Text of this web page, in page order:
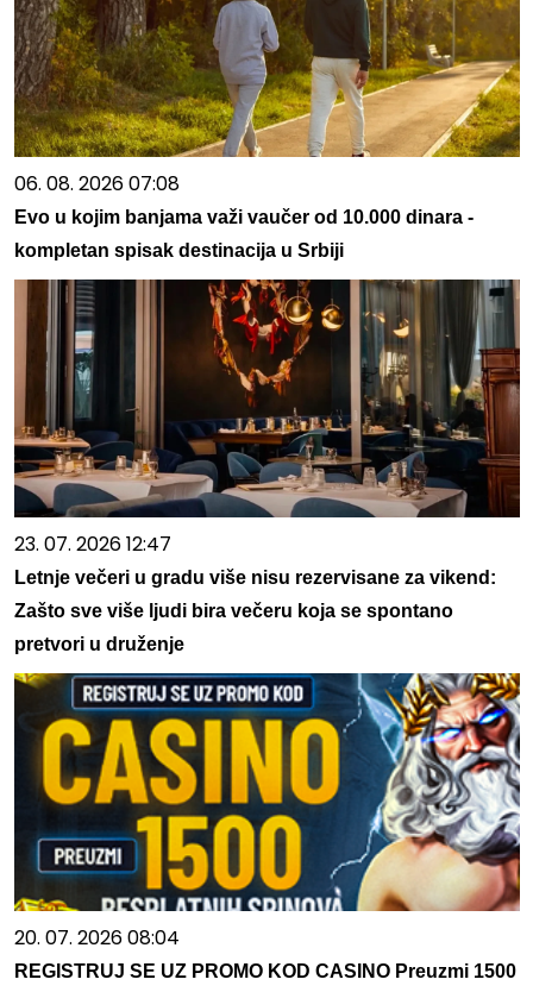
06. 08. 2026 07:08
Evo u kojim banjama važi vaučer od 10.000 dinara -
kompletan spisak destinacija u Srbiji
23. 07. 2026 12:47
Letnje večeri u gradu više nisu rezervisane za vikend:
Zašto sve više ljudi bira večeru koja se spontano
pretvori u druženje
20. 07. 2026 08:04
REGISTRUJ SE UZ PROMO KOD CASINO Preuzmi 1500